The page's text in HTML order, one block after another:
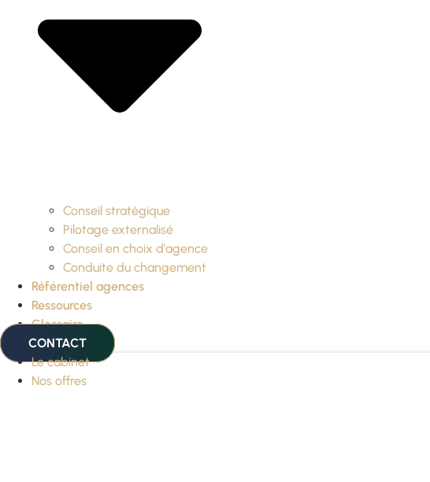
Conseil stratégique
Pilotage externalisé
Conseil en choix d’agence
Conduite du changement
Référentiel agences
Ressources
Glossaire
CONTACT
Le cabinet
Nos offres